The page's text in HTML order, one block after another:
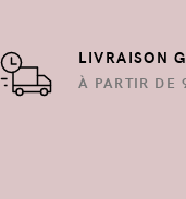
LIVRAISON
À PARTIR DE